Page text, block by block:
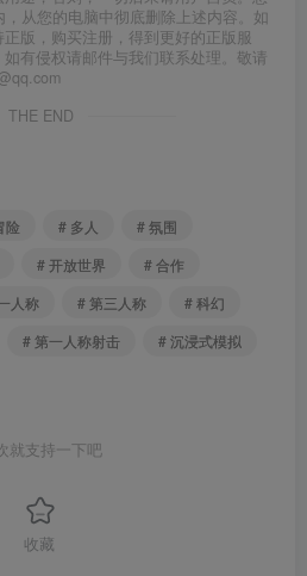
从您的电脑中彻底删除上述内容。如
版，购买注册，得到更好的正版服
有侵权请邮件与我们联系处理。敬请
THE END
险 # 多人
# 氛围
# 开放世界
# 合作
人称 # 第三人称
# 科幻
# 第一人称射击
# 沉浸式模拟
就支持一下吧
收藏